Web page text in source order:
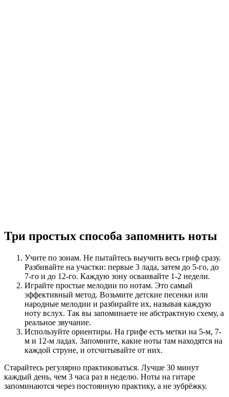
Три простых способа запомнить ноты
Учите по зонам. Не пытайтесь выучить весь гриф сразу.
Разбивайте на участки: первые 3 лада, затем до 5-го, до
7-го и до 12-го. Каждую зону осваивайте 1-2 недели.
Играйте простые мелодии по нотам. Это самый
эффективный метод. Возьмите детские песенки или
народные мелодии и разбирайте их, называя каждую
ноту вслух. Так вы запоминаете не абстрактную схему, а
реальное звучание.
Используйте ориентиры. На грифе есть метки на 5-м, 7-
м и 12-м ладах. Запомните, какие ноты там находятся на
каждой струне, и отсчитывайте от них.
Старайтесь регулярно практиковаться. Лучше 30 минут
каждый день, чем 3 часа раз в неделю. Ноты на гитаре
запоминаются через постоянную практику, а не зубрёжку.